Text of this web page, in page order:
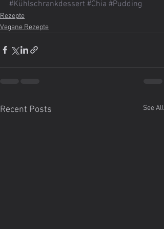
#Kühlschrankdessert #Chia #Pudding
Rezepte
Vegane Rezepte
Recent Posts See All